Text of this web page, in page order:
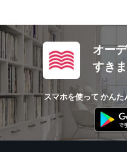
オー
すき
スマホを使って かん